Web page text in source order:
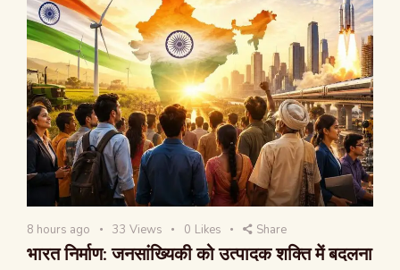
8 hours ago 33 Views 0 Likes Share
भारत निर्माण: जनसांख्यिकी को उत्पादक शक्ति में बदलना